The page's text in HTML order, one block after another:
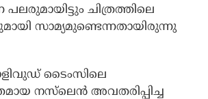
പലരുമായിട്ടും ചിത്രത്തിലെ
സാമ്യമുണ്ടെന്നതായിരുന്നു
ടൈംസിലെ
നസ്‌ലെന്‍ അവതരിപ്പിച്ച